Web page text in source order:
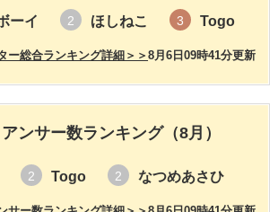
ーイ 2 ほしねこ 3 Togo
8月6日09時41分更新
ー総合ランキング詳細＞＞
ンサー数ランキング（8月）
2 Togo 2 なつめあさひ